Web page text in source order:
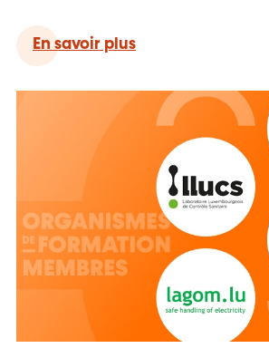
En savoir plusDécouvrez les